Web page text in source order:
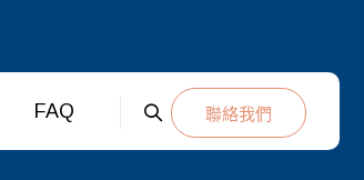
聯絡我們
FAQ